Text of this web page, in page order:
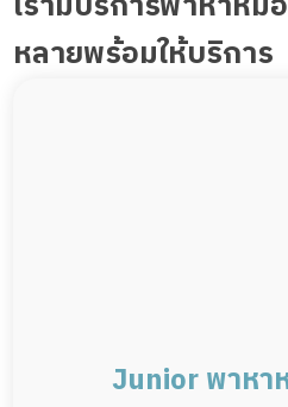
หลายพร้อมให้บริการ
Junior พาหา